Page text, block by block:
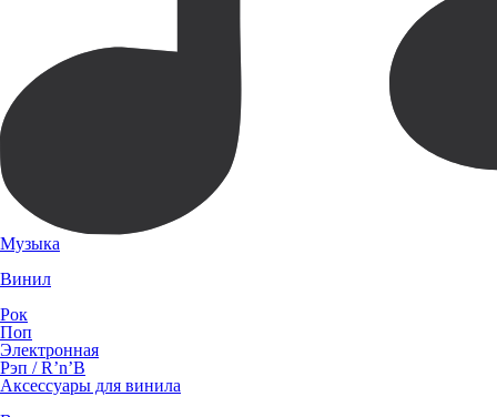
Музыка
Винил
Рок
Поп
Электронная
Рэп / R’n’B
Аксессуары для винила